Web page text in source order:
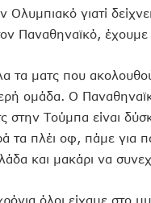
γιατί
Παναθηναϊκό,
τα ματς που
ομάδα. Ο
στην Τούμπα είναι
πλέι οφ, πάμε για
και μακάρι να
όλοι είχαμε στο